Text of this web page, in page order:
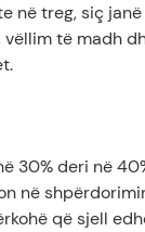
në treg, siç
të madh
30% deri në
në
që sjell